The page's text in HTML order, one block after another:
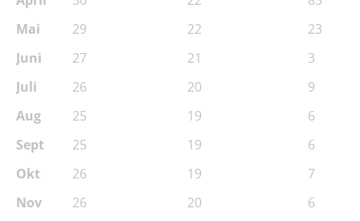
Mai
Juni
Juli
Aug
Sept
Okt
Nov
29
27
26
25
25
26
26
22
21
20
19
19
19
20
23
3
9
6
6
7
6